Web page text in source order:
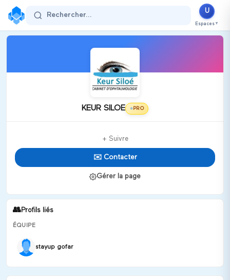
Rechercher...
U
Espaces ▼
KEUR SILOE ⭐ PRO
+ Suivre
✉️ Contacter
Gérer la page
👥Profils liés
ÉQUIPE
stayup gofar